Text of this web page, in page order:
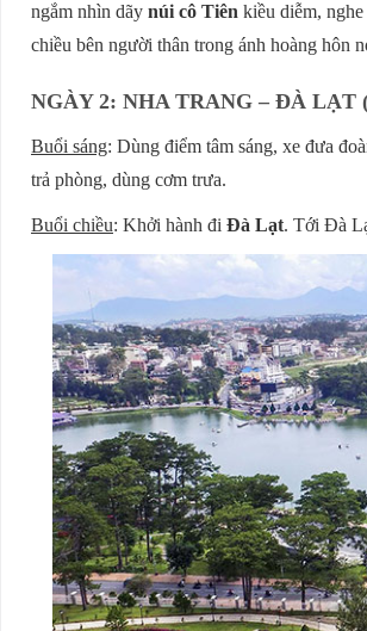
ngắm nhìn dãy núi cô Tiên kiều diễm,
chiều bên người thân trong ánh hoàng hôn
NGÀY 2: NHA TRANG – ĐÀ LẠT
Buổi sáng: Dùng điểm tâm sáng, xe đưa
trả phòng, dùng cơm trưa.
Buổi chiều: Khởi hành đi Đà Lạt. Tới Đà